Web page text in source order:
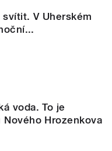
V Uherském
voda. To je
Hrozenkova